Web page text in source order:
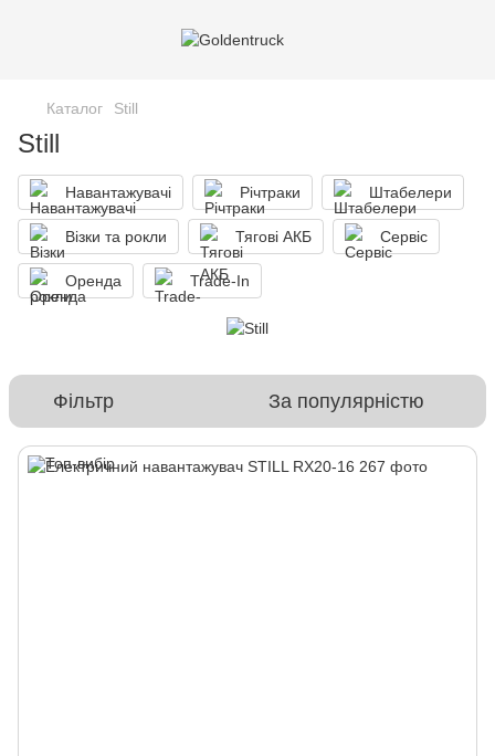
Каталог Still
Still
Навантажувачі Річтраки Штабелери
Візки та рокли Тягові АКБ Сервіс
Оренда Trade-In
Фільтр За популярністю